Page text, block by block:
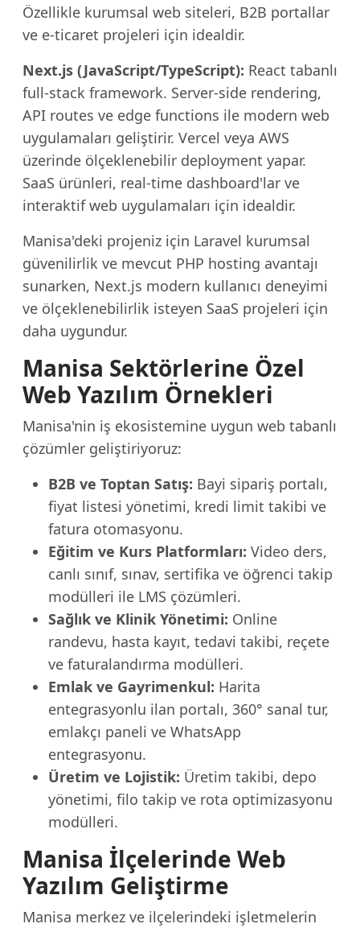
Özellikle kurumsal web siteleri, B2B portallar
ve e-ticaret projeleri için idealdir.
Next.js (JavaScript/TypeScript): React tabanlı
full-stack framework. Server-side rendering,
API routes ve edge functions ile modern web
uygulamaları geliştirir. Vercel veya AWS
üzerinde ölçeklenebilir deployment yapar.
SaaS ürünleri, real-time dashboard'lar ve
interaktif web uygulamaları için idealdir.
Manisa'deki projeniz için Laravel kurumsal
güvenilirlik ve mevcut PHP hosting avantajı
sunarken, Next.js modern kullanıcı deneyimi
ve ölçeklenebilirlik isteyen SaaS projeleri için
daha uygundur.
Manisa Sektörlerine Özel
Web Yazılım Örnekleri
Manisa'nin iş ekosistemine uygun web tabanlı
çözümler geliştiriyoruz:
B2B ve Toptan Satış: Bayi sipariş portalı,
fiyat listesi yönetimi, kredi limit takibi ve
fatura otomasyonu.
Eğitim ve Kurs Platformları: Video ders,
canlı sınıf, sınav, sertifika ve öğrenci takip
modülleri ile LMS çözümleri.
Sağlık ve Klinik Yönetimi: Online
randevu, hasta kayıt, tedavi takibi, reçete
ve faturalandırma modülleri.
Emlak ve Gayrimenkul: Harita
entegrasyonlu ilan portalı, 360° sanal tur,
emlakçı paneli ve WhatsApp
entegrasyonu.
Üretim ve Lojistik: Üretim takibi, depo
yönetimi, filo takip ve rota optimizasyonu
modülleri.
Manisa İlçelerinde Web
Yazılım Geliştirme
Manisa merkez ve ilçelerindeki işletmelerin